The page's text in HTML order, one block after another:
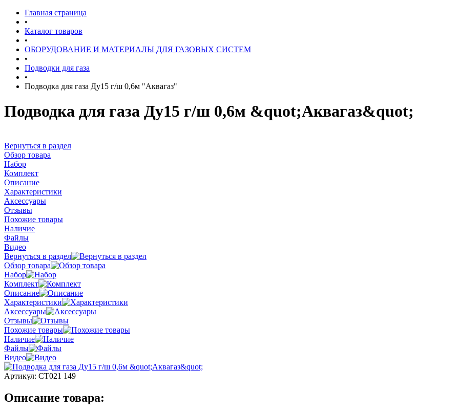
Главная страница
•
Каталог товаров
•
ОБОРУДОВАНИЕ И МАТЕРИАЛЫ ДЛЯ ГАЗОВЫХ СИСТЕМ
•
Подводки для газа
•
Подводка для газа Ду15 г/ш 0,6м "Аквагаз"
Подводка для газа Ду15 г/ш 0,6м &quot;Аквагаз&quot;
Вернуться в раздел
Обзор товара
Набор
Комплект
Описание
Характеристики
Аксессуары
Отзывы
Похожие товары
Наличие
Файлы
Видео
Вернуться в раздел
Обзор товара
Набор
Комплект
Описание
Характеристики
Аксессуары
Отзывы
Похожие товары
Наличие
Файлы
Видео
Артикул: СТ021 149
Описание товара: